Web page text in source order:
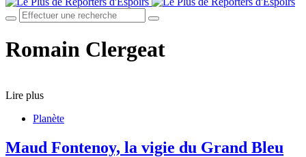
Romain Clergeat
Lire plus
Planète
Maud Fontenoy, la vigie du Grand Bleu